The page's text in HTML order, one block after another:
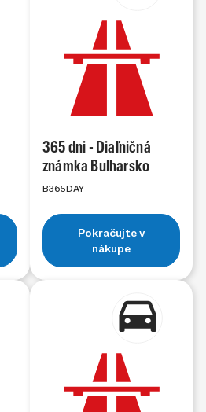
365 dni - Diaľničná
známka Bulharsko
B365DAY
Pokračujte v
nákupe